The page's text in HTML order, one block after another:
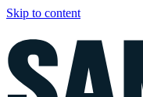
Skip to content